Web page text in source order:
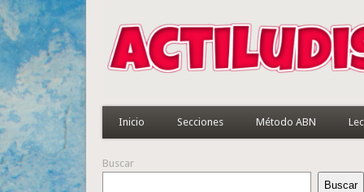
Inicio Secciones Método ABN
Buscar
Buscar